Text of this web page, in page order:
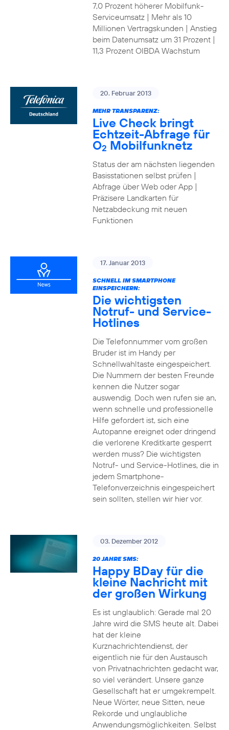
7,0 Prozent höherer Mobilfunk-
Serviceumsatz | Mehr als 10
Millionen Vertragskunden | Anstieg
beim Datenumsatz um 31 Prozent |
11,3 Prozent OIBDA Wachstum
20. Februar 2013
MEHR TRANSPARENZ:
Live Check bringt
Echtzeit-Abfrage für
O2 Mobilfunknetz
Status der am nächsten liegenden
Basisstationen selbst prüfen |
Abfrage über Web oder App |
Präzisere Landkarten für
Netzabdeckung mit neuen
Funktionen
17. Januar 2013
SCHNELL IM SMARTPHONE
EINSPEICHERN:
Die wichtigsten
Notruf- und Service-
Hotlines
Die Telefonnummer vom großen
Bruder ist im Handy per
Schnellwahltaste eingespeichert.
Die Nummern der besten Freunde
kennen die Nutzer sogar
auswendig. Doch wen rufen sie an,
wenn schnelle und professionelle
Hilfe gefordert ist, sich eine
Autopanne ereignet oder dringend
die verlorene Kreditkarte gesperrt
werden muss? Die wichtigsten
Notruf- und Service-Hotlines, die in
jedem Smartphone-
Telefonverzeichnis eingespeichert
sein sollten, stellen wir hier vor.
03. Dezember 2012
20 JAHRE SMS:
Happy BDay für die
kleine Nachricht mit
der großen Wirkung
Es ist unglaublich: Gerade mal 20
Jahre wird die SMS heute alt. Dabei
hat der kleine
Kurznachrichtendienst, der
eigentlich nie für den Austausch
von Privatnachrichten gedacht war,
so viel verändert. Unsere ganze
Gesellschaft hat er umgekrempelt.
Neue Wörter, neue Sitten, neue
Rekorde und unglaubliche
Anwendungsmöglichkeiten. Selbst